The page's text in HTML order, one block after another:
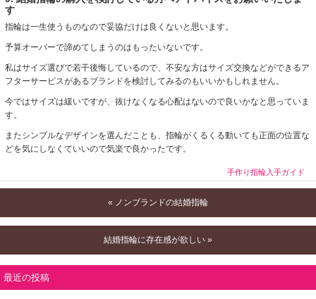
す
指輪は一生使うものなので妥協だけは良くないと思います。
予算オーバーで諦めてしまうのはもったいないです。
私はサイズ選びで若干後悔しているので、不安な方はサイズ交換などができるア
フターサービスがあるブランドを検討してみるのもいいかもしれません。
今ではサイズは緩いですが、抜けなくなる心配はないので良いかなと思っていま
す。
またシンプルなデザインを選んだことも、指輪がくるくる動いても正面の位置な
どを気にしなくていいので気楽で良かったです。
手作り指輪入手ガイド
« ノンブランドの結婚指輪
結婚指輪に存在感が欲しい »
最近の投稿